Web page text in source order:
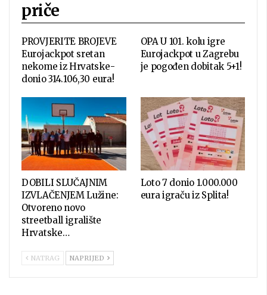
priče
PROVJERITE BROJEVE
Eurojackpot sretan
nekome iz Hrvatske-
donio 314.106,30 eura!
OPA U 101. kolu igre
Eurojackpot u Zagrebu
je pogođen dobitak 5+1!
DOBILI SLUČAJNIM
IZVLAČENJEM Lužine:
Otvoreno novo
streetball igralište
Hrvatske…
Loto 7 donio 1.000.000
eura igraču iz Splita!
NATRAG NAPRIJED